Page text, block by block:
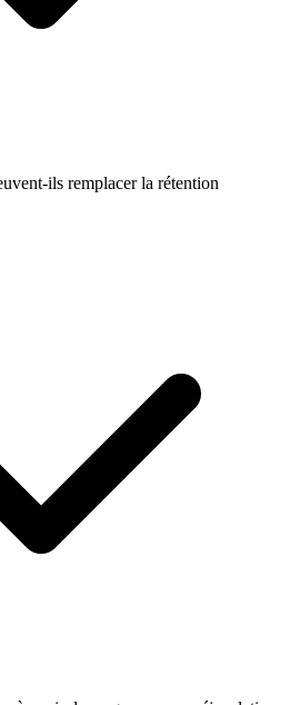
ils remplacer la rétention